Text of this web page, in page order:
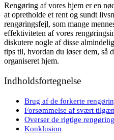
Rengøring af vores hjem er en
at opretholde et rent og sundt
rengøringsfejl, som mange
effektiviteten af vores
diskutere nogle af disse
tips til, hvordan du løser dem, så
organiseret hjem.
Indholdsfortegnelse
Brug af de forkerte
Forsømmelse af svært
Overser de rigtige
Konklusion